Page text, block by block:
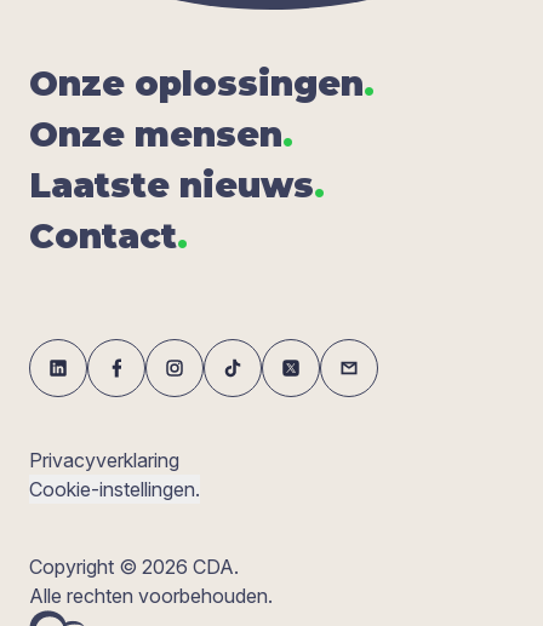
Onze oplos­sin­gen.
Onze men­sen.
Laat­ste nieuws.
Con­tact.
Privacyverklaring
Cookie-instellingen.
Copyright © 2026 CDA.
Alle rechten voorbehouden.